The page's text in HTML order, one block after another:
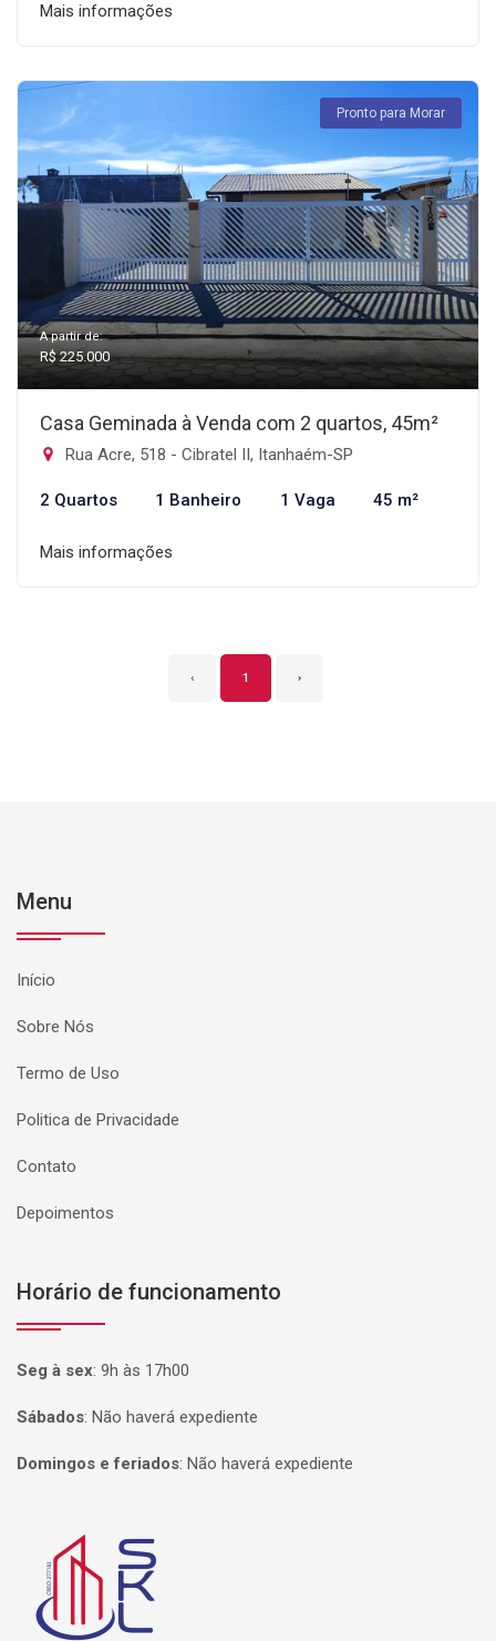
Mais informações
Pronto para Morar
A partir de:
R$ 225.000
Casa Geminada à Venda com 2 quartos, 45m²
Rua Acre, 518 - Cibratel II, Itanhaém-SP
2 Quartos 1 Banheiro 1 Vaga 45 m²
Mais informações
‹ 1 ›
Menu
Início
Sobre Nós
Termo de Uso
Politica de Privacidade
Contato
Depoimentos
Horário de funcionamento
Seg à sex: 9h às 17h00
Sábados: Não haverá expediente
Domingos e feriados: Não haverá expediente
Página inicial